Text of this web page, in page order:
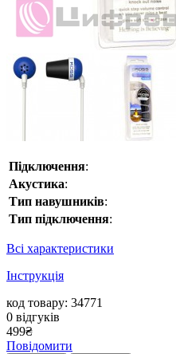
Підключення:
Акустика:
Тип навушників:
Тип підключення:
Всі характеристики
Інструкція
код товару: 34771
0 відгуків
499₴
Повідомити